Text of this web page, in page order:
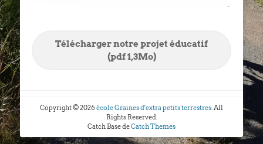
Télécharger notre projet éducatif
(pdf 1,3Mo)
Copyright © 2026 école Graines d'extra petits terrestres . All
Rights Reserved.
Catch Base deCatch Themes